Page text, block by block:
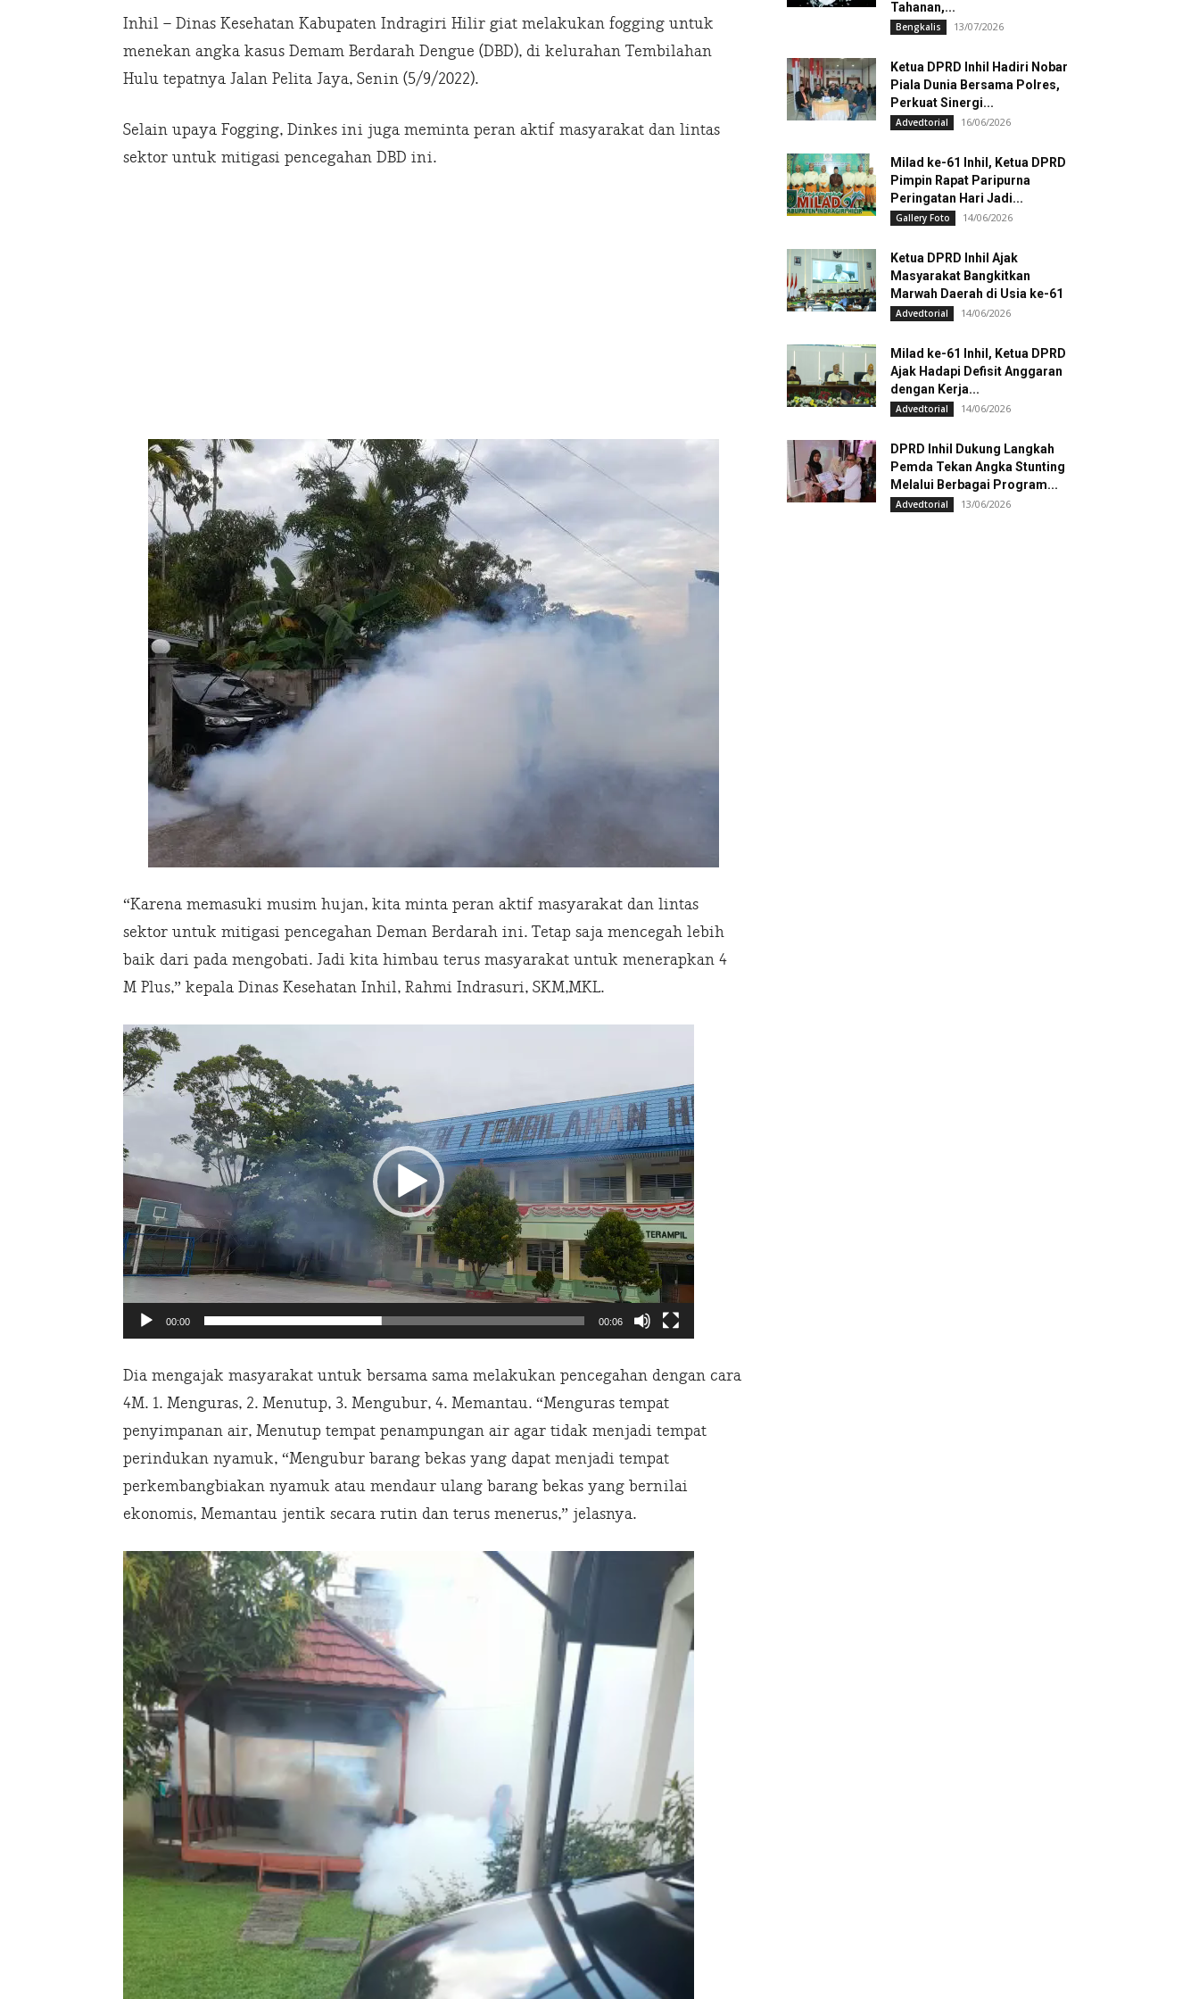
Inhil – Dinas Kesehatan Kabupaten Indragiri Hilir giat melakukan fogging untuk
menekan angka kasus Demam Berdarah Dengue (DBD), di kelurahan Tembilahan
Hulu tepatnya Jalan Pelita Jaya, Senin (5/9/2022).
Selain upaya Fogging, Dinkes ini juga meminta peran aktif masyarakat dan lintas
sektor untuk mitigasi pencegahan DBD ini.
“Karena memasuki musim hujan, kita minta peran aktif masyarakat dan lintas
sektor untuk mitigasi pencegahan Deman Berdarah ini. Tetap saja mencegah lebih
baik dari pada mengobati. Jadi kita himbau terus masyarakat untuk menerapkan 4
M Plus,” kepala Dinas Kesehatan Inhil, Rahmi Indrasuri, SKM,MKL.
Video
Player
00:00 00:06
Dia mengajak masyarakat untuk bersama sama melakukan pencegahan dengan cara
4M. 1. Menguras, 2. Menutup, 3. Mengubur, 4. Memantau. “Menguras tempat
penyimpanan air, Menutup tempat penampungan air agar tidak menjadi tempat
perindukan nyamuk, “Mengubur barang bekas yang dapat menjadi tempat
perkembangbiakan nyamuk atau mendaur ulang barang bekas yang bernilai
ekonomis, Memantau jentik secara rutin dan terus menerus,” jelasnya.
Video
Player
Tahanan,...
Bengkalis 13/07/2026
Ketua DPRD Inhil Hadiri Nobar
Piala Dunia Bersama Polres,
Perkuat Sinergi...
Advedtorial 16/06/2026
Milad ke-61 Inhil, Ketua DPRD
Pimpin Rapat Paripurna
Peringatan Hari Jadi...
Gallery Foto 14/06/2026
Ketua DPRD Inhil Ajak
Masyarakat Bangkitkan
Marwah Daerah di Usia ke-61
Advedtorial 14/06/2026
Milad ke-61 Inhil, Ketua DPRD
Ajak Hadapi Defisit Anggaran
dengan Kerja...
Advedtorial 14/06/2026
DPRD Inhil Dukung Langkah
Pemda Tekan Angka Stunting
Melalui Berbagai Program...
Advedtorial 13/06/2026